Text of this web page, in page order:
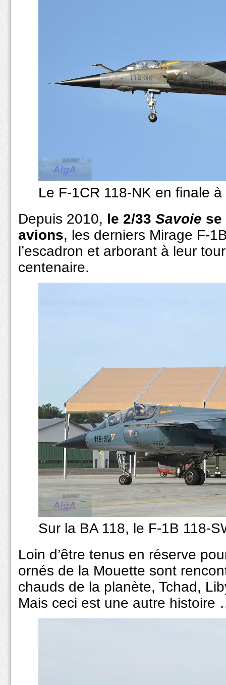
Le F-1CR 118-NK en finale
Depuis 2010, le 2/33 Savoie se
avions, les derniers Mirage F-
l’escadron et arborant à leur
centenaire.
Sur la BA 118, le F-1B 118-
Loin d’être tenus en réserve
ornés de la Mouette sont
chauds de la planète, Tchad,
Mais ceci est une autre histoire